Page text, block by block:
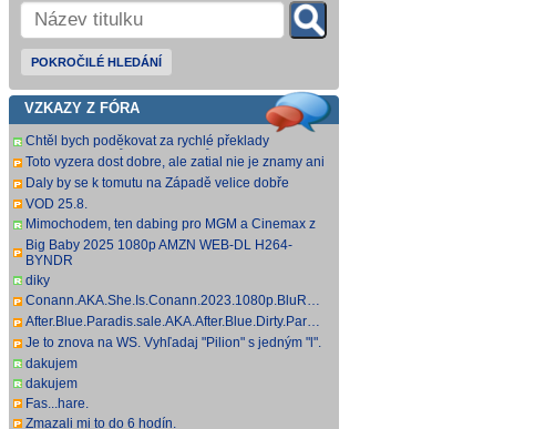
POKROČILÉ HLEDÁNÍ
VZKAZY Z FÓRA
Chtěl bych poděkovat za rychlé překlady
zajímavých titulů, patří Vám můj dík. O to více mne
mrzí ,že
Toto vyzera dost dobre, ale zatial nie je znamy ani
datum vydania na VOD.
Daly by se k tomutu na Západě velice dobře
oceněnému televiznímu snímku dohledat nějaké
VOD 25.8.
Mimochodem, ten dabing pro MGM a Cinemax z
r. 2007 je fakt bizarní. Zdá se, že když si
překladatel P
Big Baby 2025 1080p AMZN WEB-DL H264-
BYNDR
diky
Conann.AKA.She.Is.Conann.2023.1080p.BluRay.DDP5.1.x264-
SbR [14,53 GB]
SbR [15,19 GB]
Je to znova na WS. Vyhľadaj "Pilion" s jedným "l".
dakujem
dakujem
Fas...hare.
Zmazali mi to do 6 hodín.